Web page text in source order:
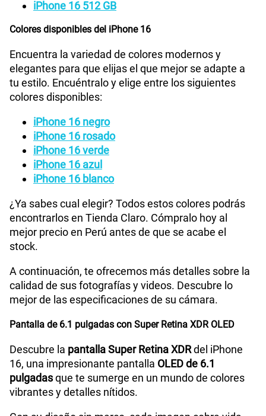
Reconocimiento Facial
Dimensión 147.6 mm x 71.6 mm x 7.80 mm
Carga
rápida
adaptador de 20 W o superior al usar un cable de carga
USB‑C, o con un adaptador de 30 W o superior al usar
Compatibilidad nano-SIM
Compatibilidad con eSIM
iPhone 16 512 GB
Colores disponibles del iPhone 16
Encuentra la variedad de colores modernos y
elegantes para que elijas el que mejor se adapte a
tu estilo. Encuéntralo y elige entre los siguientes
colores disponibles:
iPhone 16 negro
iPhone 16 rosado
iPhone 16 verde
iPhone 16 azul
iPhone 16 blanco
¿Ya sabes cual elegir? Todos estos colores podrás
encontrarlos en Tienda Claro. Cómpralo hoy al
mejor precio en Perú antes de que se acabe el
stock.
A continuación, te ofrecemos más detalles sobre la
calidad de sus fotografías y videos. Descubre lo
mejor de las especificaciones de su cámara.
Pantalla de 6.1 pulgadas con Super Retina XDR OLED
Descubre la pantalla Super Retina XDRdel iPhone
16, una impresionante pantalla OLED de 6.1
pulgadasque te sumerge en un mundo de colores
vibrantes y detalles nítidos.